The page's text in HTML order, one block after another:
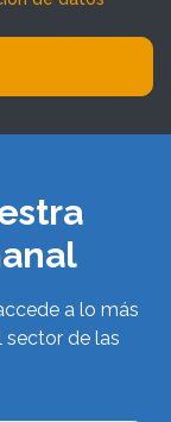
a lo más
sector de las